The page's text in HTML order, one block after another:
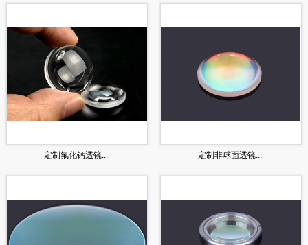
定制氟化钙透镜... 定制非球面透镜...